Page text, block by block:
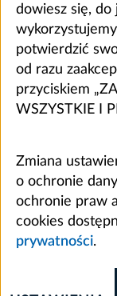
dowiesz się, do
potwierdzić
od razu
przyciskiem
WSZYSTKIE I
Zmiana
o ochronie
ochronie praw
cookies
prywatności.